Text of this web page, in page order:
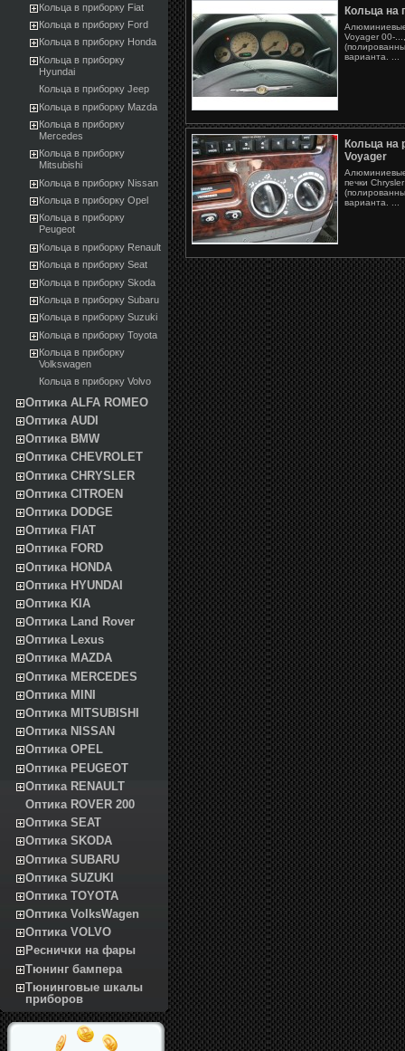
Кольца в приборку Fiat
Кольца в приборку Ford
Кольца в приборку Honda
Кольца в приборку
Hyundai
Кольца в приборку Jeep
Кольца в приборку Mazda
Кольца в приборку
Mercedes
Кольца в приборку
Mitsubishi
Кольца в приборку Nissan
Кольца в приборку Opel
Кольца в приборку
Peugeot
Кольца в приборку Renault
Кольца в приборку Seat
Кольца в приборку Skoda
Кольца в приборку Subaru
Кольца в приборку Suzuki
Кольца в приборку Toyota
Кольца в приборку
Volkswagen
Кольца в приборку Volvo
Оптика ALFA ROMEO
Оптика AUDI
Оптика BMW
Оптика CHEVROLET
Оптика CHRYSLER
Оптика CITROEN
Оптика DODGE
Оптика FIAT
Оптика FORD
Оптика HONDA
Оптика HYUNDAI
Оптика KIA
Оптика Land Rover
Оптика Lexus
Оптика MAZDA
Оптика MERCEDES
Оптика MINI
Оптика MITSUBISHI
Оптика NISSAN
Оптика OPEL
Оптика PEUGEOT
Оптика RENAULT
Оптика ROVER 200
Оптика SEAT
Оптика SKODA
Оптика SUBARU
Оптика SUZUKI
Оптика TOYOTA
Оптика VolksWagen
Оптика VOLVO
Реснички на фары
Тюнинг бампера
Тюнинговые шкалы
приборов
Кольца на
Voyager 00-
варианта. ...
Кольца на
Voyager
печки
варианта. ...